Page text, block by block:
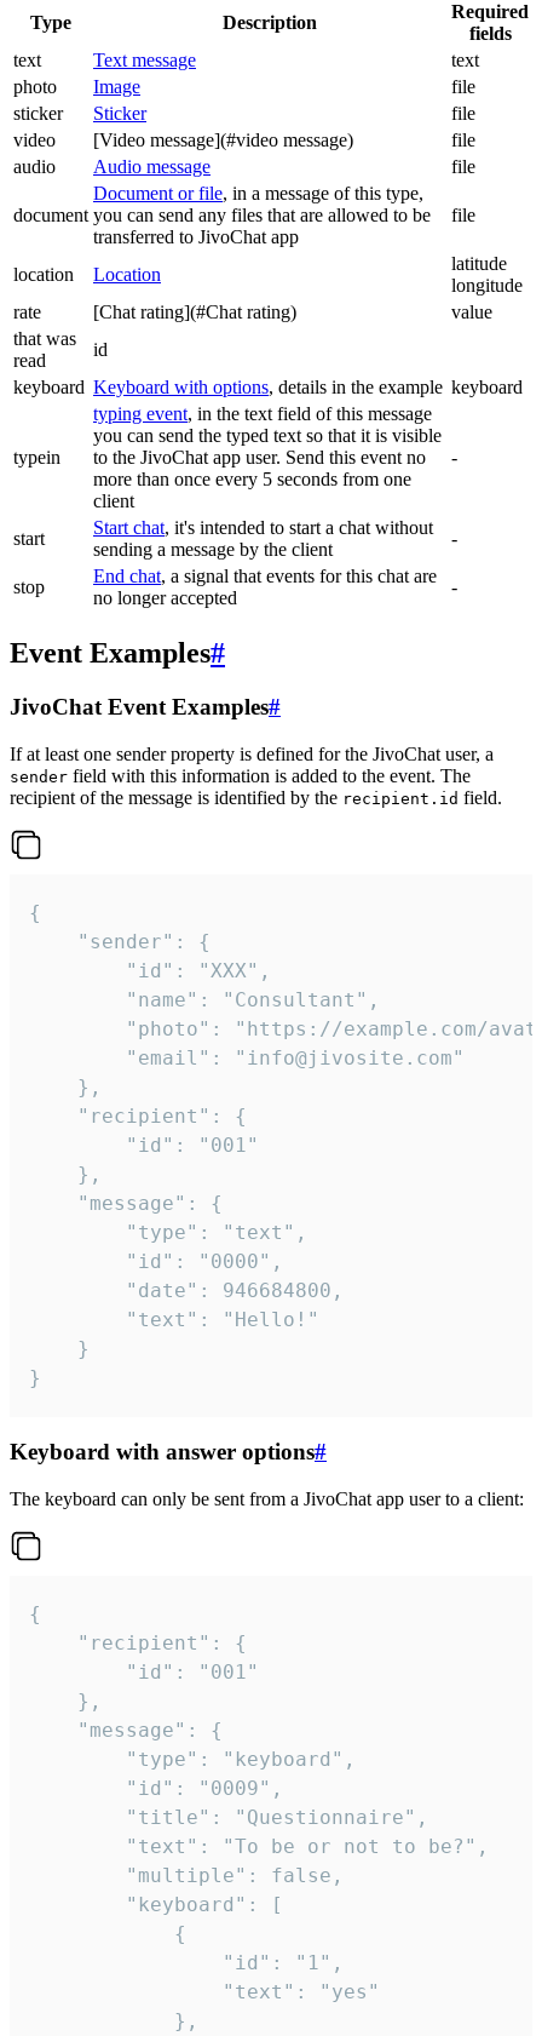
Type Description
Required
fields
text
Text message
text
photo
Image
file
sticker
Sticker
file
video
[Video message](#video message)
file
audio
Audio message file
document
Document or file, in a message of this type,
you can send any files that are allowed to be
transferred to JivoChat app
file
location Location
latitude
longitude
rate
[Chat rating](#Chat rating)
value
that was
read
id
keyboard Keyboard with options, details in the example keyboard
typein
typing event, in the text field of this message
you can send the typed text so that it is visible
to the JivoChat app user. Send this event no
more than once every 5 seconds from one
client
-
start
Start chat, it's intended to start a chat without
sending a message by the client
-
stop
End chat, a signal that events for this chat are
no longer accepted
-
Event Examples#
JivoChat Event Examples#
If at least one sender property is defined for the JivoChat user, a
sender field with this information is added to the event. The
recipient of the message is identified by the recipient.id field.
{
}
Keyboard with answer options#
The keyboard can only be sent from a JivoChat app user to a client:
{